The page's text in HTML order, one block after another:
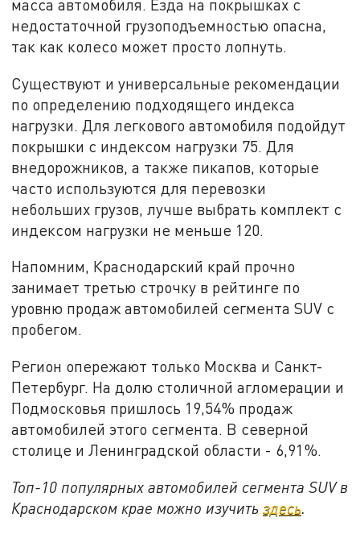
масса автомобиля. Езда на покрышках с
недостаточной грузоподъемностью опасна,
так как колесо может просто лопнуть.
Существуют и универсальные рекомендации
по определению подходящего индекса
нагрузки. Для легкового автомобиля подойдут
покрышки с индексом нагрузки 75. Для
внедорожников, а также пикапов, которые
часто используются для перевозки
небольших грузов, лучше выбрать комплект с
индексом нагрузки не меньше 120.
Напомним, Краснодарский край прочно
занимает третью строчку в рейтинге по
уровню продаж автомобилей сегмента SUV с
пробегом.
Регион опережают только Москва и Санкт-
Петербург. На долю столичной агломерации и
Подмосковья пришлось 19,54% продаж
автомобилей этого сегмента. В северной
столице и Ленинградской области - 6,91%.
Топ-10 популярных автомобилей сегмента SUV в
Краснодарском крае можно изучитьздесь.